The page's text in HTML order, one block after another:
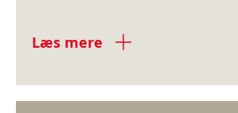
Læs mere